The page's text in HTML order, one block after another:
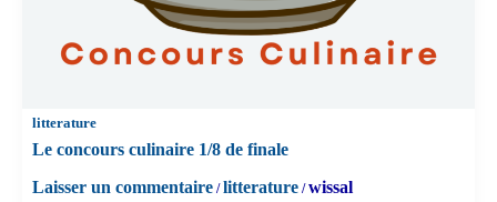
litterature
Le concours culinaire 1/8 de finale
Laisser un commentaire /litterature /wissal